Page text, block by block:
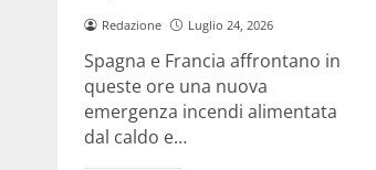
Redazione Luglio 24, 2026
Spagna e Francia affrontano in
queste ore una nuova
emergenza incendi alimentata
dal caldo e…